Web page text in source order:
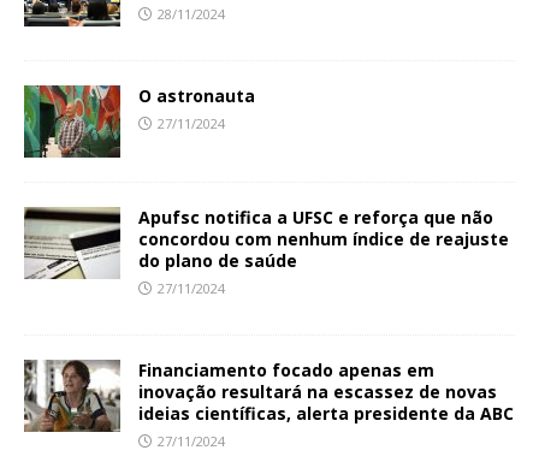
28/11/2024
O astronauta
27/11/2024
Apufsc notifica a UFSC e reforça que não
concordou com nenhum índice de reajuste
do plano de saúde
27/11/2024
Financiamento focado apenas em
inovação resultará na escassez de novas
ideias científicas, alerta presidente da ABC
27/11/2024